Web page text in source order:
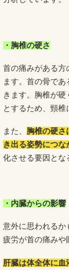
・胸椎の硬さ
首の痛みがある方
ます。首の骨で
きます。胸椎が硬
とするため、頸椎
また、 胸椎の硬さ
き出る姿勢につな
化させる要因とな
・内臓からの影響
意外に思われるか
疲労が首の痛みや
肝臓は体全体に血